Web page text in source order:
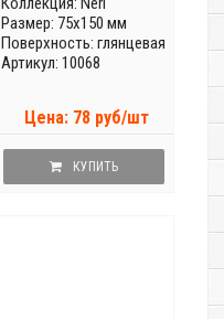
Размер: 75x150 мм
Поверхность: глянцевая
Артикул: 10068
Цена: 78 руб/шт
КУПИТЬ